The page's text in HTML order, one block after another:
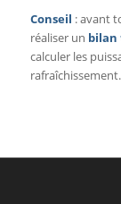
Conseil : avant
réaliser un
calculer les
rafraîchissement.